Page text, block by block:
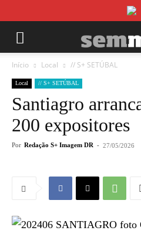
Início Local // S+ SETÚBAL
Local // S+ SETÚBAL
Santiagro
200 expositores
Por Redação S+ Imagem DR - 27/05/2026